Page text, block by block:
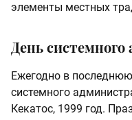
элементы местных
День
Ежегодно в
системного
Кекатос, 1999 год.